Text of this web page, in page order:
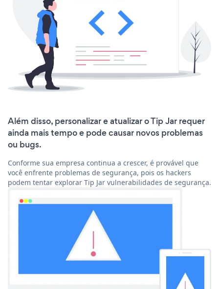
Além disso, personalizar e atualizar o Tip Jar requer
ainda mais tempo e pode causar novos problemas
ou bugs.
Conforme sua empresa continua a crescer, é provável que
você enfrente problemas de segurança, pois os hackers
podem tentar explorar Tip Jar vulnerabilidades de segurança.